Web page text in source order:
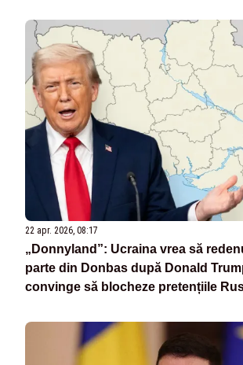
22 apr. 2026, 08:17
„Donnyland”: Ucraina vrea să
parte din Donbas după Donald
convinge să blocheze pretențiile